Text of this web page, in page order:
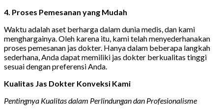
4. Proses Pemesanan yang Mudah
Waktu adalah aset berharga dalam dunia medis, dan kami
menghargainya. Oleh karena itu, kami telah menyederhanakan
proses pemesanan jas dokter. Hanya dalam beberapa langkah
sederhana, Anda dapat memiliki jas dokter berkualitas tinggi
sesuai dengan preferensi Anda.
Kualitas Jas Dokter Konveksi Kami
Pentingnya Kualitas dalam Perlindungan dan Profesionalisme